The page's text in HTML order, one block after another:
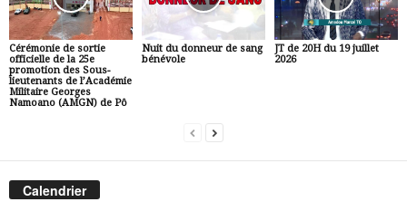
Cérémonie de sortie
officielle de la 25e
promotion des Sous-
lieutenants de l’Académie
Militaire Georges
Namoano (AMGN) de Pô
Nuit du donneur de sang
bénévole
JT de 20H du 19 juillet
2026
Calendrier